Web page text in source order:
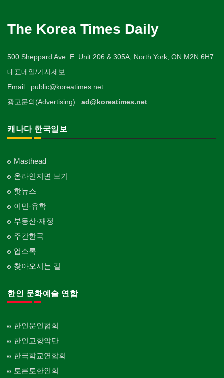
The Korea Times Daily
500 Sheppard Ave. E. Unit 206 & 305A, North York, ON M2N 6H7
대표메일/기사제보
Email : public@koreatimes.net
광고문의(Advertising) : ad@koreatimes.net
캐나다 한국일보
Masthead
온라인지면 보기
핫뉴스
이민·유학
부동산·재정
주간한국
업소록
찾아오시는 길
한인 문화예술 연합
한인문인협회
한인교향악단
한국학교연합회
토론토한인회